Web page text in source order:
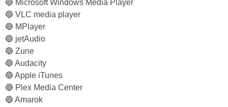
🔵 Microsoft Windows Media Player
🔵 VLC media player
🔵 MPlayer
🔵 jetAudio
🔵 Zune
🔵 Audacity
🔵 Apple iTunes
🔵 Plex Media Center
🔵 Amarok